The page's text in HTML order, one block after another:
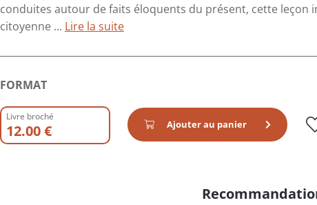
conduites autour de faits éloquents du présent, cette leçon
citoyenne ... Lire la suite
FORMAT
Livre broché
12.00 € Ajouter au panier